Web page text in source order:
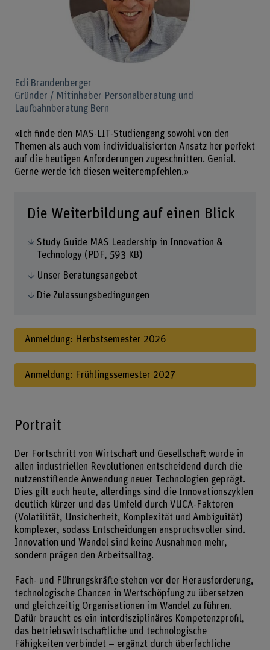
Portrait
Der Fortschritt von Wirtschaft und Gesellschaft wurde in
allen industriellen Revolutionen entscheidend durch die
nutzenstiftende Anwendung neuer Technologien geprägt.
Dies gilt auch heute, allerdings sind die Innovationszyklen
deutlich kürzer und das Umfeld durch VUCA-Faktoren
(Volatilität, Unsicherheit, Komplexität und Ambiguität)
komplexer, sodass Entscheidungen anspruchsvoller sind.
Innovation und Wandel sind keine Ausnahmen mehr,
sondern prägen den Arbeitsalltag.
Fach- und Führungskräfte stehen vor der Herausforderung,
technologische Chancen in Wertschöpfung zu übersetzen
und gleichzeitig Organisationen im Wandel zu führen.
Dafür braucht es ein interdisziplinäres Kompetenzprofil,
das betriebswirtschaftliche und technologische
Fähigkeiten verbindet – ergänzt durch überfachliche
Edi Brandenberger
Gründer / Mitinhaber Personalberatung und
Laufbahnberatung Bern
«Ich finde den MAS-LIT-Studiengang sowohl von den
Themen als auch vom individualisierten Ansatz her perfekt
auf die heutigen Anforderungen zugeschnitten. Genial.
Gerne werde ich diesen weiterempfehlen.»
Die Weiterbildung auf einen Blick
Study Guide MAS Leadership in Innovation &
Technology (PDF, 593 KB)
Unser Beratungsangebot
Die Zulassungsbedingungen
Anmeldung: Herbstsemester 2026
Anmeldung: Frühlingssemester 2027